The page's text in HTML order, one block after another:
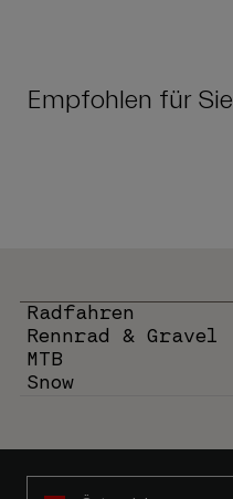
Empfohlen für Sie
Radfahren
Rennrad & Gravel
MTB
Snow